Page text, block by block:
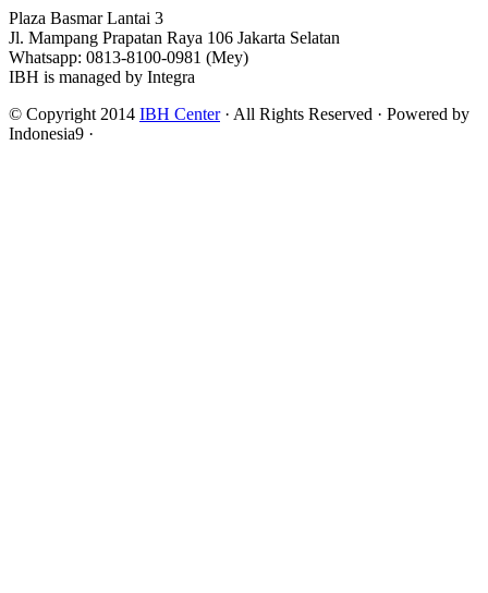
Plaza Basmar Lantai 3
Jl. Mampang Prapatan Raya 106 Jakarta Selatan
Whatsapp: 0813-8100-0981 (Mey)
IBH is managed by Integra
© Copyright 2014 IBH Center· All Rights Reserved · Powered by
Indonesia9 ·